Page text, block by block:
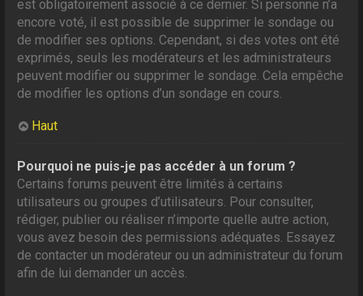
est obligatoirement associé à ce dernier. Si personne n’a
encore voté, il est possible de supprimer le sondage ou
de modifier ses options. Cependant, si des votes ont été
exprimés, seuls les modérateurs et les administrateurs
peuvent modifier ou supprimer le sondage. Cela empêche
de modifier les options d’un sondage en cours.
Haut
Pourquoi ne puis-je pas accéder à un forum ?
Certains forums peuvent être limités à certains
utilisateurs ou groupes d’utilisateurs. Pour consulter,
rédiger, publier ou réaliser n’importe quelle autre action,
vous avez besoin des permissions adéquates. Essayez
de contacter un modérateur ou un administrateur du forum
afin de lui demander un accès.